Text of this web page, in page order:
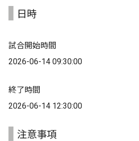
日時
試合開始時間
2026-06-14 09:30:00
終了時間
2026-06-14 12:30:00
注意事項